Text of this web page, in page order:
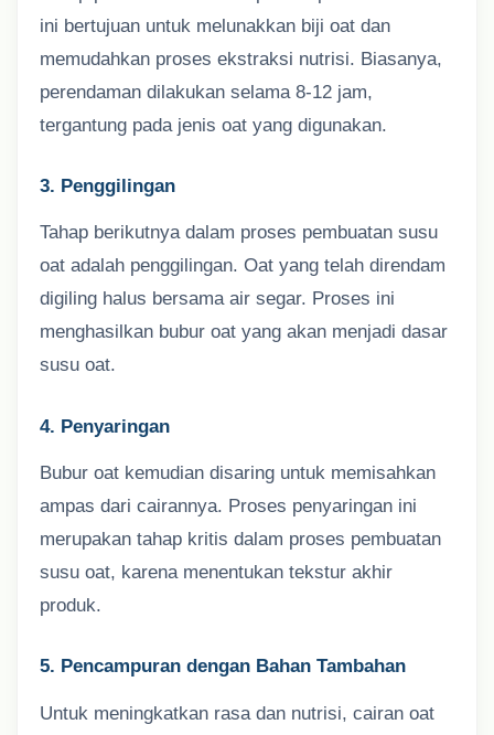
ini bertujuan untuk melunakkan biji oat dan
memudahkan proses ekstraksi nutrisi. Biasanya,
perendaman dilakukan selama 8-12 jam,
tergantung pada jenis oat yang digunakan.
3. Penggilingan
Tahap berikutnya dalam proses pembuatan susu
oat adalah penggilingan. Oat yang telah direndam
digiling halus bersama air segar. Proses ini
menghasilkan bubur oat yang akan menjadi dasar
susu oat.
4. Penyaringan
Bubur oat kemudian disaring untuk memisahkan
ampas dari cairannya. Proses penyaringan ini
merupakan tahap kritis dalam proses pembuatan
susu oat, karena menentukan tekstur akhir
produk.
5. Pencampuran dengan Bahan Tambahan
Untuk meningkatkan rasa dan nutrisi, cairan oat